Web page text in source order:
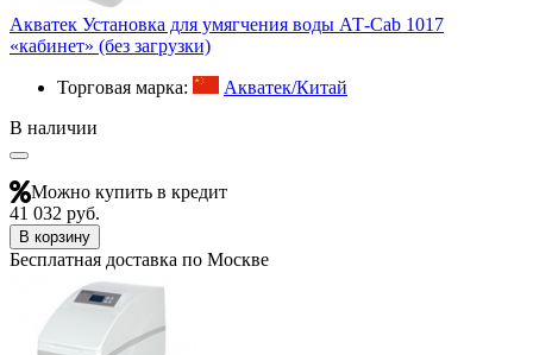
Акватек Установка для умягчения воды АТ-Cab 1017
«кабинет» (без загрузки)
Торговая марка:
Акватек/Китай
В наличии
Можно купить в кредит
41 032 руб.
В корзину
Бесплатная доставка по Москве